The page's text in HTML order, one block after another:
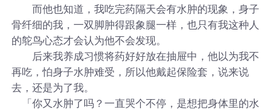
而他也知道，我吃完药隔天会有水肿的现象，身子
骨纤细的我，一双脚肿得跟象腿一样，也只有我这种人
的鸵鸟心态才会认为他不会发现。
后来我养成习惯将药好好放在抽屉中，他以为我不
再吃，怕身子水肿难受，所以他戴起保险套，说来说
去，还是为了我。
「你又水肿了吗？一直哭个不停，是想把身体里的水